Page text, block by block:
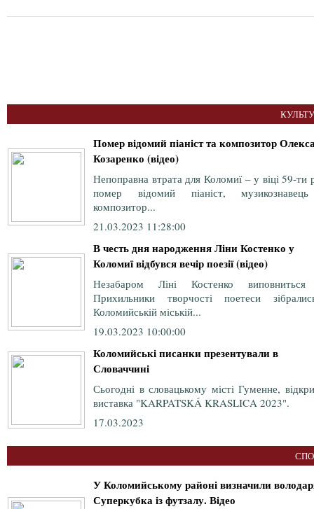
Помер відомий піаніст та композитор
Козаренко (відео)
Непоправна втрата для Коломиї – у віці 59-ти
помер відомий піаніст,
композитор...
21.03.2023 11:28:00
В честь дня народження Ліни Костенко у
Коломиї відбувся вечір поезії (відео)
Незабаром Ліні Костенко
Прихильники творчості поетеси
Коломийській міській...
19.03.2023 10:00:00
Коломийські писанки презентували в
Словаччині
Сьогодні в словацькому місті Гуменне,
виставка "KARPATSKÁ KRASLICA 2023".
17.03.2023
У Коломийському районі визначили
Суперкубка із футзалу. Відео